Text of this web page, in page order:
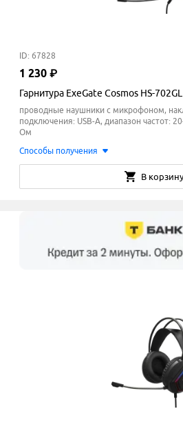
ID: 67828
1 230 ₽
Гарнитура ExeGate Cosmos HS-702GL
проводные наушники с микрофоном,
подключения: USB-A, диапазон частот:
Ом
Способы получения
В корзину